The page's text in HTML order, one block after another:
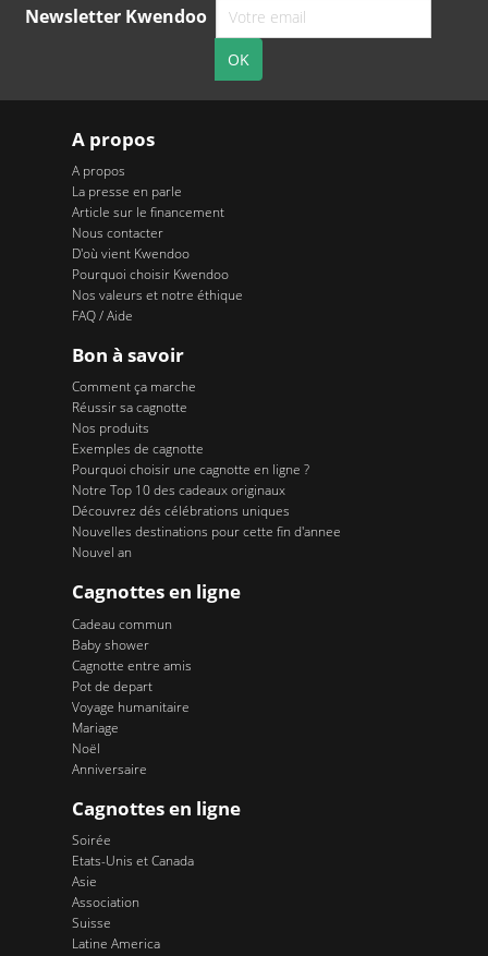
Newsletter Kwendoo
A propos
A propos
La presse en parle
Article sur le financement
Nous contacter
D'où vient Kwendoo
Pourquoi choisir Kwendoo
Nos valeurs et notre éthique
FAQ / Aide
Bon à savoir
Comment ça marche
Réussir sa cagnotte
Nos produits
Exemples de cagnotte
Pourquoi choisir une cagnotte en ligne ?
Notre Top 10 des cadeaux originaux
Découvrez dés célébrations uniques
Nouvelles destinations pour cette fin d'annee
Nouvel an
Cagnottes en ligne
Cadeau commun
Baby shower
Cagnotte entre amis
Pot de depart
Voyage humanitaire
Mariage
Noël
Anniversaire
Cagnottes en ligne
Soirée
Etats-Unis et Canada
Asie
Association
Suisse
Latine America